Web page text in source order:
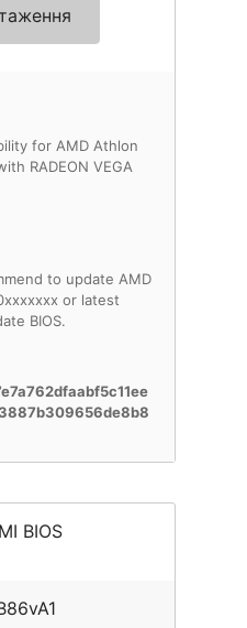
for AMD Athlon
RADEON VEGA
to update AMD
or latest
BIOS.
BIOS